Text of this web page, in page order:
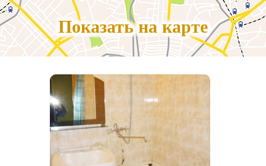
Показать на карте